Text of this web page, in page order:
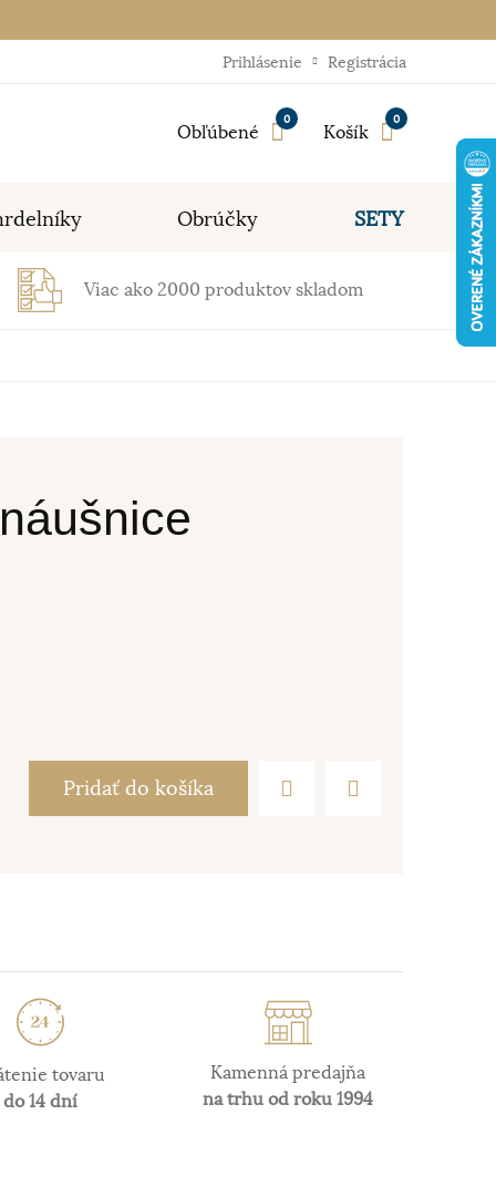
Prihlásenie Registrácia
Obľúbené
0
Košík
0
Obrúčky SETY
Viac ako 2000 produktov skladom
Pridať do košíka
tovaru
do 14 dní
Kamenná predajňa
na trhu od roku 1994